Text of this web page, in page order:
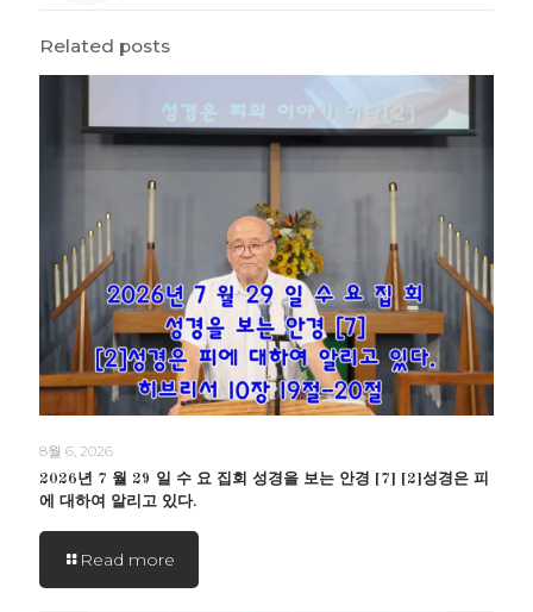
Related posts
8월 6, 2026
2026년 7 월 29 일 수 요 집회 성경을 보는 안경 [7] [2]성경은 피
에 대하여 알리고 있다.
Read more